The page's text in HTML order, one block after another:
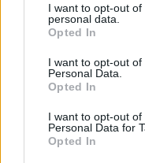
I want to opt-out
personal data.
Opted In
I want to opt-out
Personal Data.
Opted In
I want to opt-out
Personal Data for
Opted In